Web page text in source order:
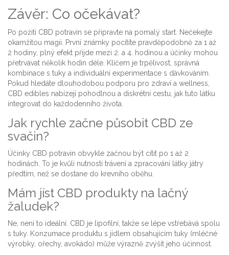
Závěr: Co očekávat?
Po požití CBD potravin se připravte na pomalý start. Nečekejte
okamžitou magii. První známky pocítíte pravděpodobně za 1 až
2 hodiny, plný efekt přijde mezi 2. a 4. hodinou a účinky mohou
přetrvávat několik hodin déle. Klíčem je trpělivost, správná
kombinace s tuky a individuální experimentace s dávkováním.
Pokud hledáte dlouhodobou podporu pro zdraví a wellness,
CBD edibles nabízejí pohodlnou a diskrétní cestu, jak tuto látku
integrovat do každodenního života.
Jak rychle začne působit CBD ze
svačin?
Účinky CBD potravin obvykle začnou být cítit po 1 až 2
hodinách. To je kvůli nutnosti trávení a zpracování látky játry
předtím, než se dostane do krevního oběhu.
Mám jíst CBD produkty na lačný
žaludek?
Ne, není to ideální. CBD je lipofilní, takže se lépe vstřebává spolu
s tuky. Konzumace produktu s jídlem obsahujícím tuky (mléčné
výrobky, ořechy, avokádo) může výrazně zvýšit jeho účinnost.